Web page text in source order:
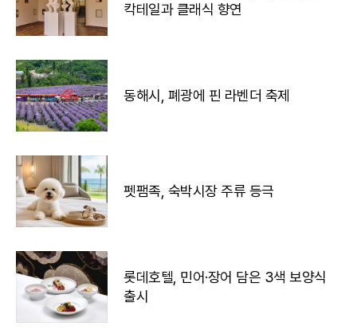
칵테일과 클래식 향연
동해시, 폐광에 핀 라벤더 축제
펫팸족, 숙박시장 주류 등극
롯데호텔, 민어·장어 담은 3색 보양식
출시